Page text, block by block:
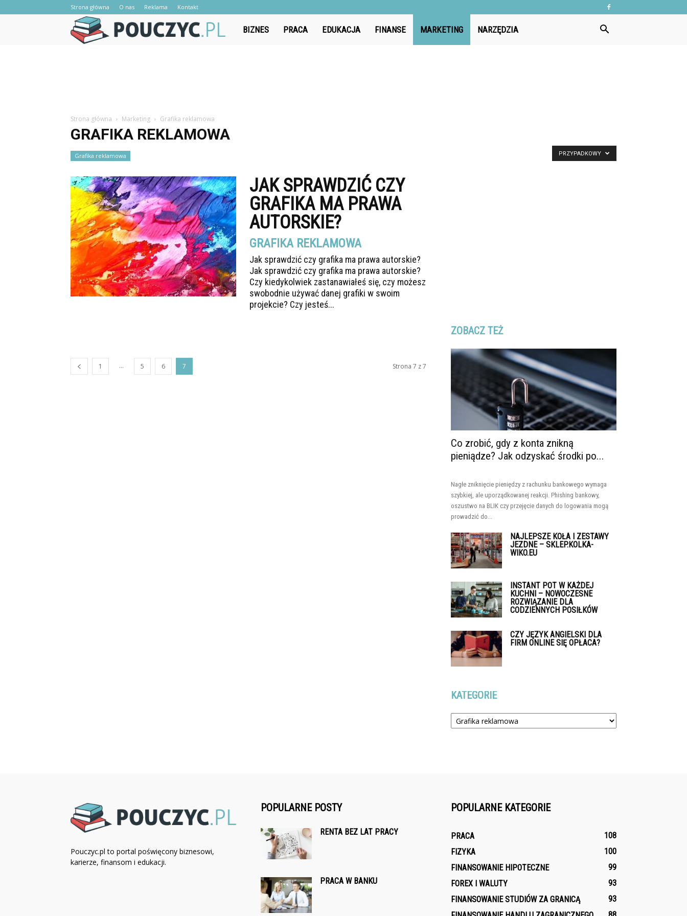
Strona główna O nas Reklama Kontakt
Pouczyc.pl
BIZNES PRACA EDUKACJA FINANSE MARKETING NARZĘDZIA
Strona główna Marketing Grafika reklamowa
GRAFIKA REKLAMOWA
Grafika reklamowa PRZYPADKOWY
JAK SPRAWDZIĆ CZY
GRAFIKA MA PRAWA
AUTORSKIE?
GRAFIKA REKLAMOWA
Jak sprawdzić czy grafika ma prawa autorskie?
Jak sprawdzić czy grafika ma prawa autorskie?
Czy kiedykolwiek zastanawiałeś się, czy możesz
swobodnie używać danej grafiki w swoim
projekcie? Czy jesteś...
1 ... 5 6 7 Strona 7 z 7
ZOBACZ TEŻ
Co zrobić, gdy z konta znikną
pieniądze? Jak odzyskać środki po...
Nagłe zniknięcie pieniędzy z rachunku bankowego wymaga
szybkiej, ale uporządkowanej reakcji. Phishing bankowy,
oszustwo na BLIK czy przejęcie danych do logowania mogą
prowadzić do...
NAJLEPSZE KOŁA I ZESTAWY
JEZDNE – SKLEP.KOLKA-
WIKO.EU
INSTANT POT W KAŻDEJ
KUCHNI – NOWOCZESNE
ROZWIĄZANIE DLA
CODZIENNYCH POSIŁKÓW
CZY JĘZYK ANGIELSKI DLA
FIRM ONLINE SIĘ OPŁACA?
KATEGORIE
Kategorie
Pouczyc.pl to portal poświęcony biznesowi,
karierze, finansom i edukacji.
POPULARNE POSTY
RENTA BEZ LAT PRACY
PRACA W BANKU
POPULARNE KATEGORIE
PRACA
108
FIZYKA
100
FINANSOWANIE HIPOTECZNE
99
FOREX I WALUTY
93
FINANSOWANIE STUDIÓW ZA GRANICĄ
93